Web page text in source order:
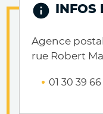
INFOS
Agence
rue Robert
01 30 39